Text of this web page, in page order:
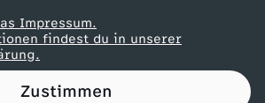
Impressum.
findest du in unserer
Zustimmen